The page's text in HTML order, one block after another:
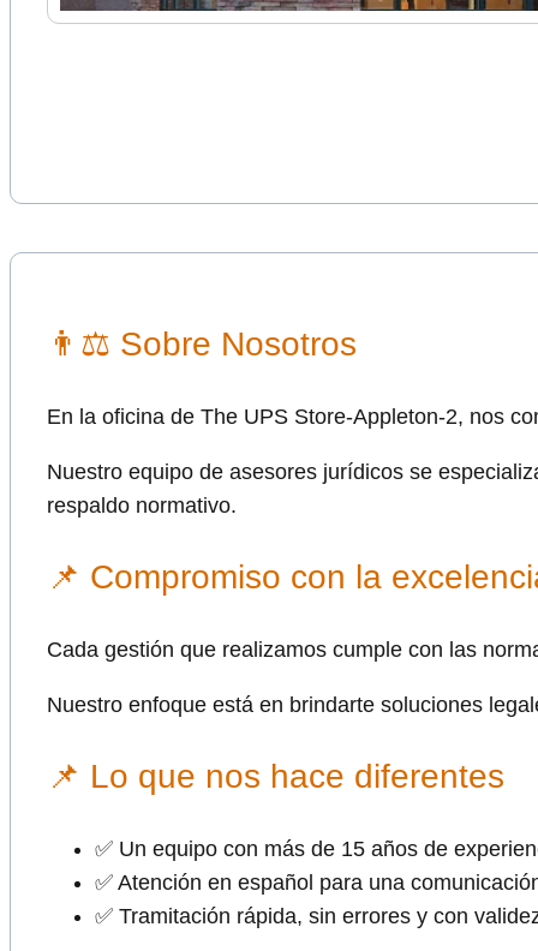
👨⚖ Sobre Nosotros
En la oficina de The UPS Store-Appleton-2, nos
Nuestro equipo de asesores jurídicos se
respaldo normativo.
📌 Compromiso con la
Cada gestión que realizamos cumple con las
Nuestro enfoque está en brindarte soluciones
📌 Lo que nos hace diferentes
✅ Un equipo con más de 15 años de
✅ Atención en español para una
✅ Tramitación rápida, sin errores y con